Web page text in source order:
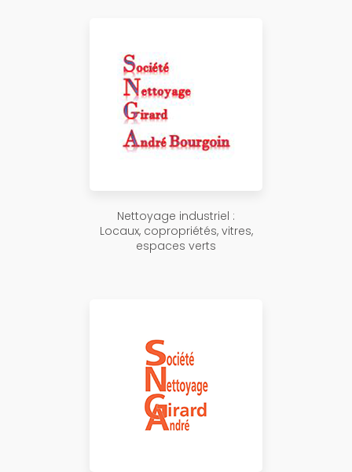
Nettoyage industriel :
Locaux, copropriétés, vitres,
espaces verts